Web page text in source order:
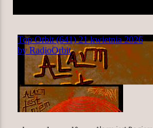
BOOTLEG FIRECRACKER
TERAZ W RAMÓWCE
INDIE ORBIT
22:00 24:00